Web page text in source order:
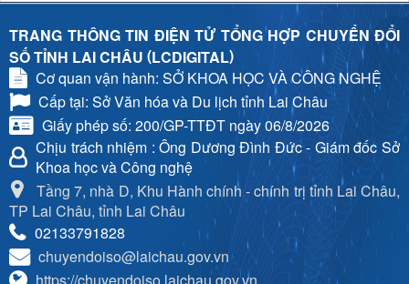
TRANG THÔNG TIN ĐIỆN TỬ TỔNG HỢP CHUYỂN ĐỔI
SỐ TỈNH LAI CHÂU (LCDIGITAL)
Cơ quan vận hành: SỞ KHOA HỌC VÀ CÔNG NGHỆ
Cấp tại: Sở Văn hóa và Du lịch tỉnh Lai Châu
Giấy phép số: 200/GP-TTĐT ngày 06/8/2026
Chịu trách nhiệm : Ông Dương Đình Đức - Giám đốc Sở
Khoa học và Công nghệ
Tầng 7, nhà D, Khu Hành chính - chính trị tỉnh Lai Châu,
TP Lai Châu, tỉnh Lai Châu
02133791828
chuyendoiso@laichau.gov.vn